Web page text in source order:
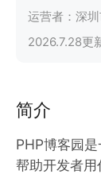
运营者： 深
2026.7.28更
简介
PHP博客园
帮助开发者